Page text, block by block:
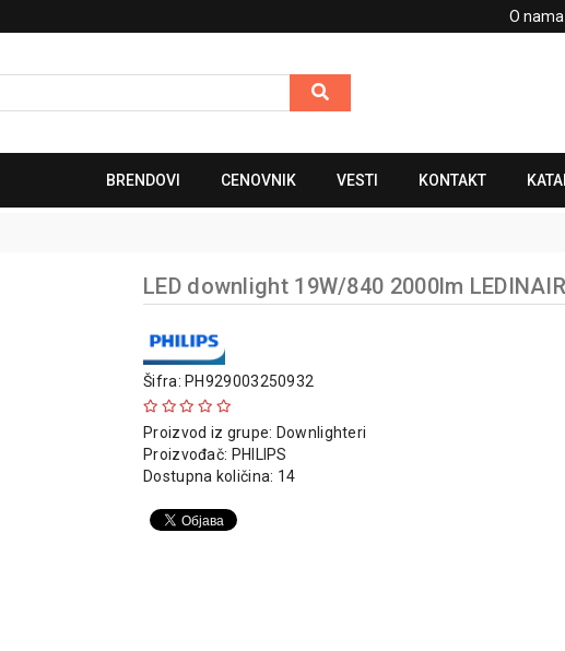
O nama
BRENDOVI CENOVNIK VESTI KONTAKT
LED downlight 19W/840 2000lm
Šifra: PH929003250932
Proizvod iz grupe: Downlighteri
Proizvođač: PHILIPS
Dostupna količina: 14